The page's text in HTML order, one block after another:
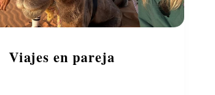
Viajes en pareja